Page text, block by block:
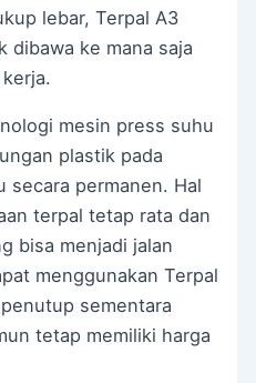
lebar, Terpal A3
dibawa ke mana saja
mesin press suhu
plastik pada
secara permanen. Hal
terpal tetap rata dan
bisa menjadi jalan
menggunakan Terpal
sementara
tetap memiliki harga